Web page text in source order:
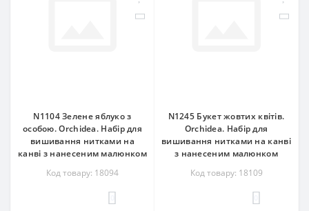
N1104 Зелене яблуко з
особою. Orchidea. Набір для
вишивання нитками на
канві з нанесеним малюнком
Код товару: 18094
N1245 Букет жовтих квітів.
Orchidea. Набір для
вишивання нитками на канві
з нанесеним малюнком
Код товару: 18109